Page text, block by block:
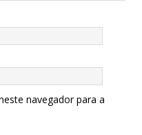
navegador para a